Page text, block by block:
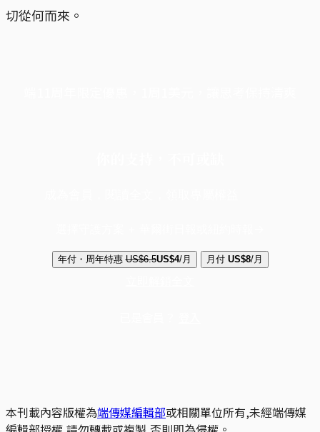
切從何而來。
年付・周年特惠 US$6.5US$4/月 月付 US$8/月
本刊載內容版權為端傳媒編輯部或相關單位所有,未經端傳媒